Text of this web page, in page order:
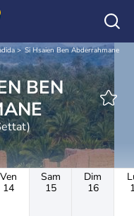
Si Hsaien Ben Abderrahmane
Ven
14
Sam
15
Dim
16